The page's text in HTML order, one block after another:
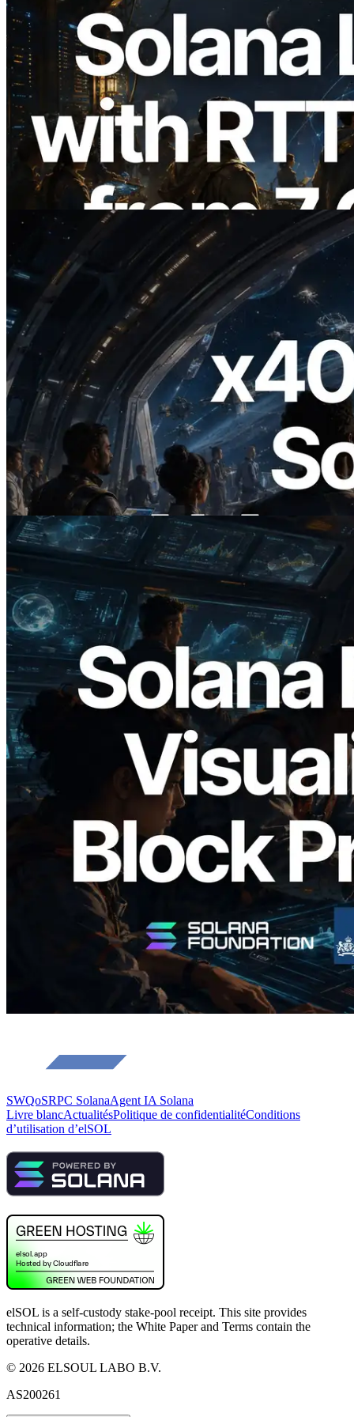
2026.08.05
ERPC étend l’API Solana Leader Slot
avec la mesure du ping depuis 7 régions
du monde — l’API Validators
Information est également lancée
2026.07.04
ERPC lance un RPC Solana compatible
x402 — L'ère où les agents IA paient à la
demande les API dont ils ont besoin
Lire cet article
2026.05.24
Validators Solutions lance le Solana Block
Analyzer — Visualisation du temps de
production de bloc par slot et des
validateurs assignés
SWQoSRPC SolanaAgent IA Solana
Livre blancActualitésPolitique de confidentialitéConditions
d’utilisation d’elSOL
elSOL is a self-custody stake-pool receipt. This site provides
technical information; the White Paper and Terms contain the
operative details.
© 2026 ELSOUL LABO B.V.
AS200261